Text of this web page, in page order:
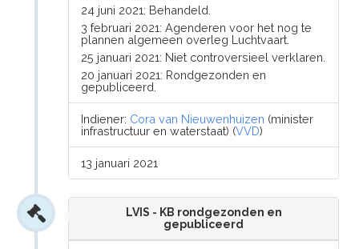
24 juni 2021: Behandeld.
3 februari 2021: Agenderen voor het nog te
plannen algemeen overleg Luchtvaart.
25 januari 2021: Niet controversieel verklaren.
20 januari 2021: Rondgezonden en
gepubliceerd.
Indiener: Cora van Nieuwenhuizen (minister
infrastructuur en waterstaat) (VVD)
13 januari 2021
LVIS - KB rondgezonden en
gepubliceerd